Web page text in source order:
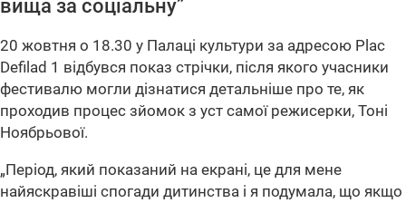
вища за соціальну”
20 жовтня о 18.30 у Палаці культури за адресою Plac
Defilad 1 відбувся показ стрічки, після якого учасники
фестивалю могли дізнатися детальніше про те, як
проходив процес зйомок з уст самої режисерки, Тоні
Ноябрьової.
„Період, який показаний на екрані, це для мене
найяскравіші спогади дитинства і я подумала, що якщо